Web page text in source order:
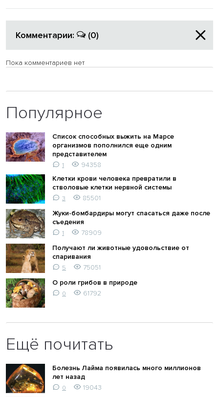
Комментарии: (0)
Пока комментариев нет
Популярное
Список способных выжить на Марсе
организмов пополнился еще одним
представителем
1
94358
Клетки крови человека превратили в
стволовые клетки нервной системы
3
85501
Жуки-бомбардиры могут спасаться даже после
съедения
1
78909
Получают ли животные удовольствие от
спаривания
5
75051
О роли грибов в природе
0 61792
Ещё почитать
Болезнь Лайма появилась много миллионов
лет назад
0
19043